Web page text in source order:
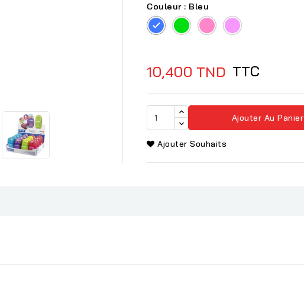
Couleur : Bleu
Bleu Vert Rose Lilas
10,400 TND TTC
Ajouter Au Panier
Ajouter Souhaits